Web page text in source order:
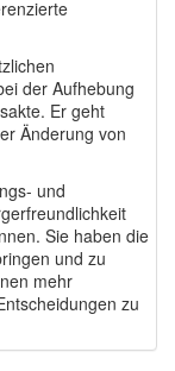
der Aufhebung
Er geht
Änderung von
und
Sie haben die
und zu
mehr
zu